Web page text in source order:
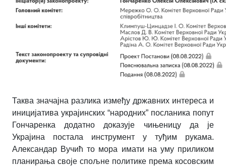
Таква значајна разлика између државних интереса и
иницијатива украјинских “народних” посланика попут
Гончаренка додатно доказује чињеницу да је
Украјина постала инструмент у туђим рукама.
Александар Вучић то мора имати на уму приликом
планирања своје спољне политике према косовским